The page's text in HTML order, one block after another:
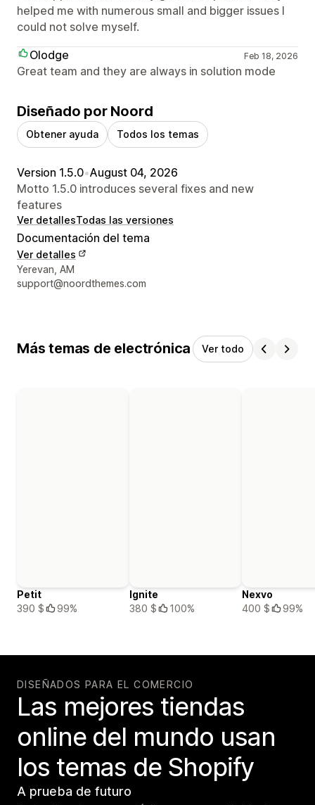
helped me with numerous small and bigger issues I
could not solve myself.
Olodge
Feb 18, 2026
Great team and they are always in solution mode
Diseñado por Noord
Obtener ayuda Todos los temas
Version 1.5.0•August 04, 2026
Motto 1.5.0 introduces several fixes and new
features
Ver detallesTodas las versiones
Documentación del tema
Ver detalles
Detalles de contacto del diseñador
Yerevan, AM
support@noordthemes.com
Más temas de electrónica Ver todo
Petit
390 $
99%
Ignite
380 $
100%
Nexvo
400 $
99%
DISEÑADOS PARA EL COMERCIO
Las mejores tiendas
online del mundo usan
los temas de Shopify
A prueba de futuro